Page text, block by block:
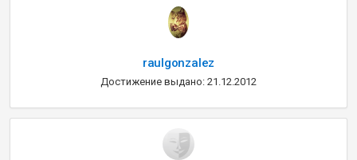
raulgonzalez
Достижение выдано: 21.12.2012